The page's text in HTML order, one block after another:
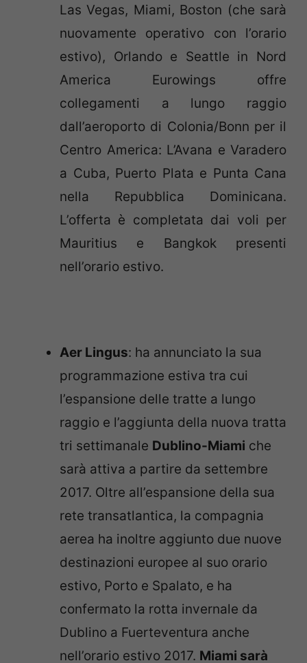
Las Vegas, Miami, Boston (che sarà
nuovamente operativo con l’orario
estivo), Orlando e Seattle in Nord
America Eurowings offre
collegamenti a lungo raggio
dall’aeroporto di Colonia/Bonn per il
Centro America: L’Avana e Varadero
a Cuba, Puerto Plata e Punta Cana
nella Repubblica Dominicana.
L’offerta è completata dai voli per
Mauritius e Bangkok presenti
nell’orario estivo.
Aer Lingus: ha annunciato la sua
programmazione estiva tra cui
l’espansione delle tratte a lungo
raggio e l’aggiunta della nuova tratta
tri settimanale Dublino-Miami che
sarà attiva a partire da settembre
2017. Oltre all’espansione della sua
rete transatlantica, la compagnia
aerea ha inoltre aggiunto due nuove
destinazioni europee al suo orario
estivo, Porto e Spalato, e ha
confermato la rotta invernale da
Dublino a Fuerteventura anche
nell’orario estivo 2017. Miami sarà